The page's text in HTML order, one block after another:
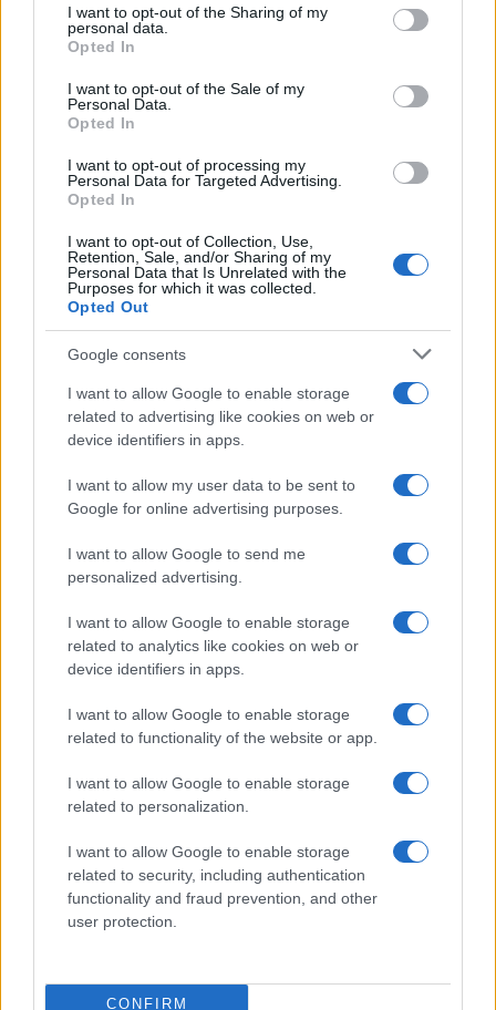
disclose it to other third parties.
Please note that this website/app uses one or more Google
services and may gather and store information including but
not limited to your visit or usage behaviour. You may click to
grant or deny consent to Google and its third-party tags to
consent section.
I want to opt-out of the Sharing of my
personal data.
Opted In
I want to opt-out of the Sale of my
Personal Data.
Opted In
I want to opt-out of processing my
Personal Data for Targeted Advertising.
Opted In
I want to opt-out of Collection, Use,
Retention, Sale, and/or Sharing of my
Personal Data that Is Unrelated with the
Purposes for which it was collected.
Opted Out
Google consents
I want to allow Google to enable storage
related to advertising like cookies on web or
device identifiers in apps.
I want to allow my user data to be sent to
Google for online advertising purposes.
I want to allow Google to send me
personalized advertising.
I want to allow Google to enable storage
related to analytics like cookies on web or
device identifiers in apps.
I want to allow Google to enable storage
related to functionality of the website or app.
I want to allow Google to enable storage
related to personalization.
I want to allow Google to enable storage
related to security, including authentication
functionality and fraud prevention, and other
user protection.
CONFIRM